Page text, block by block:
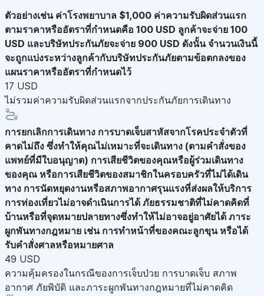
ตัวอย่างเช่น ค่าโรงพยาบาล $1,000 ค่าความรับผิดส่วนแรก
ตามราคาหรืออัตราที่กำหนดคือ 100 USD ลูกค้าจะจ่าย 100
USD และบริษัทประกันภัยจะจ่าย 900 USD ดังนั้น จำนวนเงินนี้
จะถูกแบ่งระหว่างลูกค้ากับบริษัทประกันภัยตามข้อตกลงของ
แผนราคาหรืออัตราที่กำหนดไว้
17 USD
ไม่รวมค่าความรับผิดส่วนแรกจากประกันภัยการเดินทาง
การยกเลิกการเดินทาง การบาดเจ็บสาหัสจากโรคประจำตัวที่
คาดไม่ถึง ซึ่งทำให้คุณไม่เหมาะที่จะเดินทาง (ตามคำสั่งของ
แพทย์ที่มีใบอนุญาต) การเสียชีวิตของคุณหรือผู้ร่วมเดินทาง
ของคุณ หรือการเสียชีวิตของสมาชิกในครอบครัวที่ไม่ได้เดิน
ทาง การนัดหยุดงานหรือสภาพอากาศรุนแรงที่ส่งผลให้บริการ
การท่องเที่ยวไม่อาจดำเนินการได้ ภัยธรรมชาติที่ไม่คาดคิดที่
บ้านหรือที่จุดหมายปลายทางซึ่งทำให้ไม่อาจอยู่อาศัยได้ ภาระ
ผูกพันทางกฎหมาย เช่น การทำหน้าที่ของคณะลูกขุน หรือได้
รับคำสั่งศาลหรือหมายศาล
49 USD
ความคุ้มครองในกรณีของการเจ็บป่วย การบาดเจ็บ สภาพ
อากาศ ภัยพิบัติ และภาระผูกพันทางกฎหมายที่ไม่คาดคิด